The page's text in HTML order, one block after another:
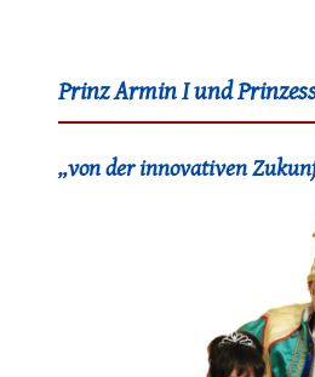
Prinz Armin I und
„von der innovativen